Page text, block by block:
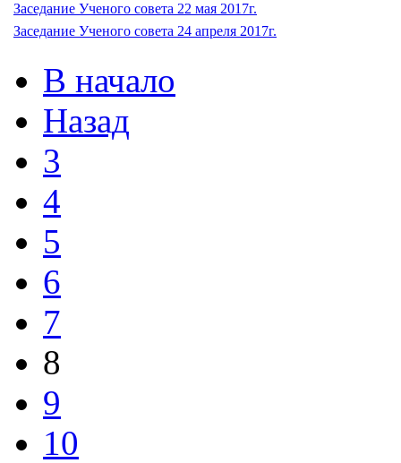
Заседание Ученого совета 22 мая 2017г.
Заседание Ученого совета 24 апреля 2017г.
В начало
Назад
3
4
5
6
7
8
9
10